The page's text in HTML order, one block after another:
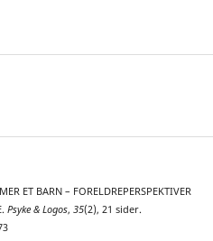
ET BARN – FORELDREPERSPEKTIVER
Psyke & Logos, 35(2), 21 sider.